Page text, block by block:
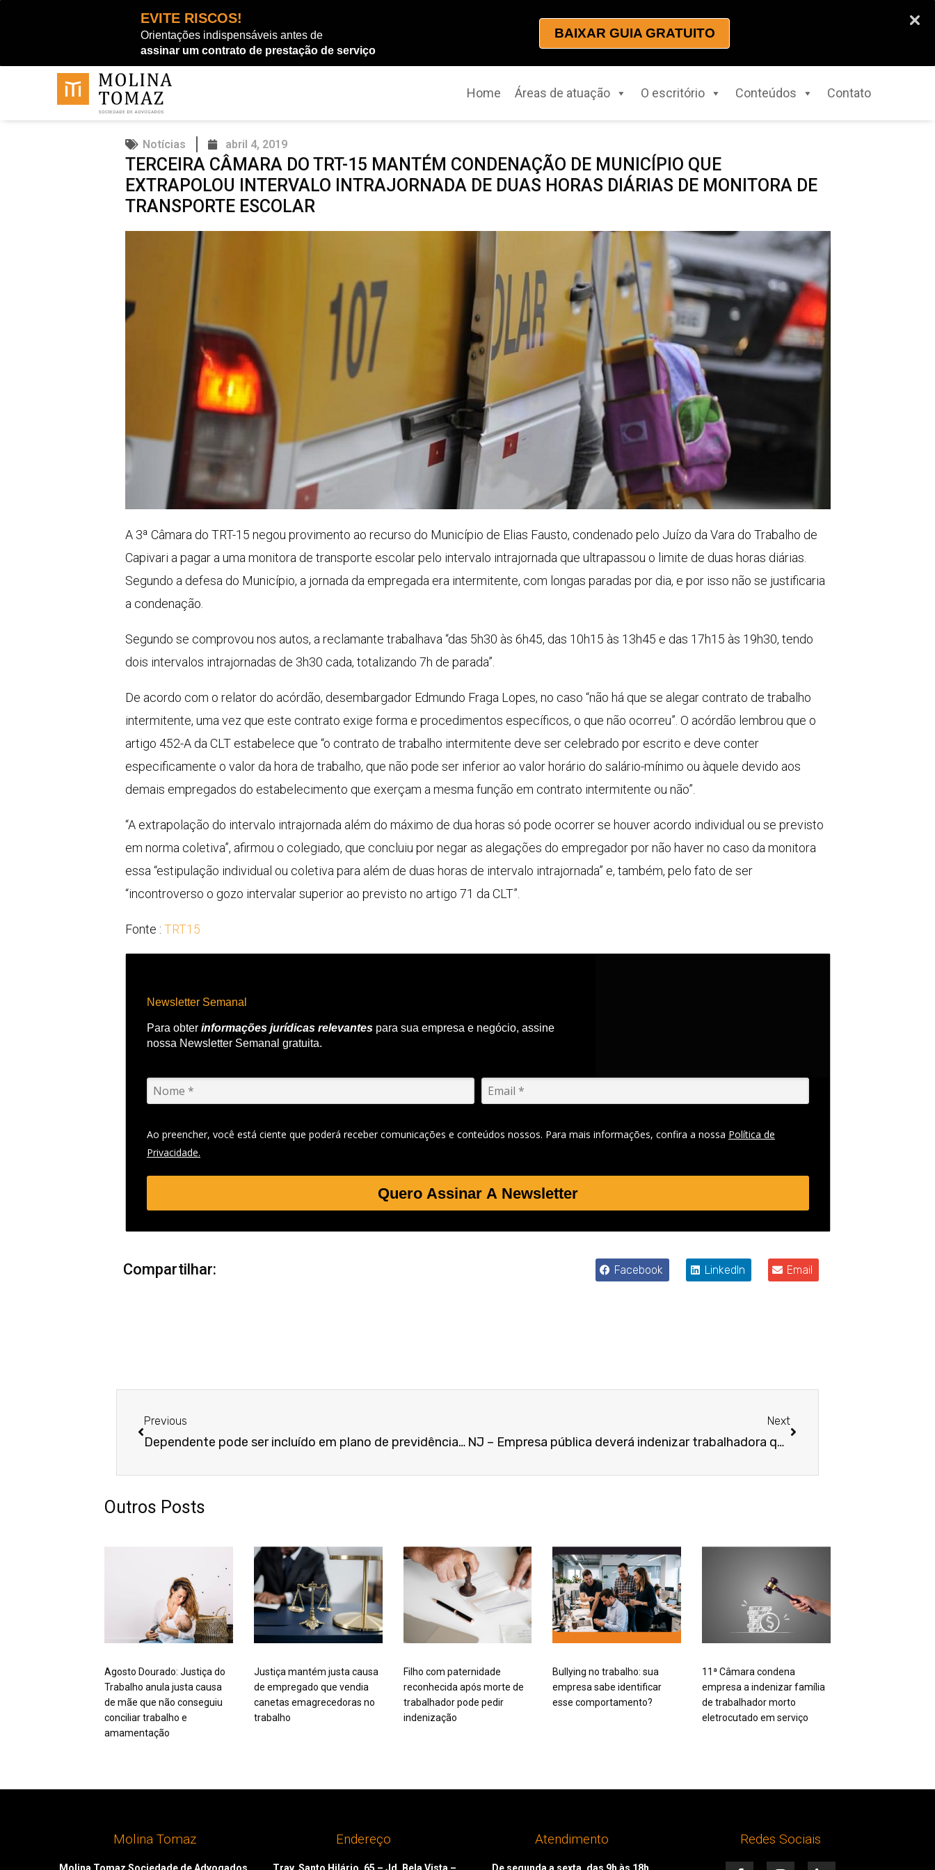
EVITE RISCOS!
Orientações indispensáveis antes de
assinar um contrato de prestação de serviço
BAIXAR GUIA GRATUITO
conteúdo
Home Áreas de atuação O escritório Conteúdos Contato
Notícias abril 4, 2019
TERCEIRA CÂMARA DO TRT-15 MANTÉM CONDENAÇÃO DE MUNICÍPIO QUE
EXTRAPOLOU INTERVALO INTRAJORNADA DE DUAS HORAS DIÁRIAS DE MONITORA DE
TRANSPORTE ESCOLAR
A 3ª Câmara do TRT-15 negou provimento ao recurso do Município de Elias Fausto, condenado pelo Juízo da Vara do Trabalho de
Capivari a pagar a uma monitora de transporte escolar pelo intervalo intrajornada que ultrapassou o limite de duas horas diárias.
Segundo a defesa do Município, a jornada da empregada era intermitente, com longas paradas por dia, e por isso não se justificaria
a condenação.
Segundo se comprovou nos autos, a reclamante trabalhava “das 5h30 às 6h45, das 10h15 às 13h45 e das 17h15 às 19h30, tendo
dois intervalos intrajornadas de 3h30 cada, totalizando 7h de parada”.
De acordo com o relator do acórdão, desembargador Edmundo Fraga Lopes, no caso “não há que se alegar contrato de trabalho
intermitente, uma vez que este contrato exige forma e procedimentos específicos, o que não ocorreu”. O acórdão lembrou que o
artigo 452-A da CLT estabelece que “o contrato de trabalho intermitente deve ser celebrado por escrito e deve conter
especificamente o valor da hora de trabalho, que não pode ser inferior ao valor horário do salário-mínimo ou àquele devido aos
demais empregados do estabelecimento que exerçam a mesma função em contrato intermitente ou não”.
“A extrapolação do intervalo intrajornada além do máximo de dua horas só pode ocorrer se houver acordo individual ou se previsto
em norma coletiva”, afirmou o colegiado, que concluiu por negar as alegações do empregador por não haver no caso da monitora
essa “estipulação individual ou coletiva para além de duas horas de intervalo intrajornada” e, também, pelo fato de ser
“incontroverso o gozo intervalar superior ao previsto no artigo 71 da CLT”.
Fonte : TRT15
Newsletter Semanal
Para obter informações jurídicas relevantes para sua empresa e negócio, assine
nossa Newsletter Semanal gratuita.
Ao preencher, você está ciente que poderá receber comunicações e conteúdos nossos. Para mais informações, confira a nossa Política de
Privacidade.
Quero Assinar A Newsletter
Compartilhar: Facebook LinkedIn Email
Previous
Dependente pode ser incluído em plano de previdência complementar após morte do segurado
Next
NJ – Empresa pública deverá indenizar trabalhadora que sofreu assédio sexual no ambiente de trabalho
Outros Posts
Agosto Dourado: Justiça do
Trabalho anula justa causa
de mãe que não conseguiu
conciliar trabalho e
amamentação
Justiça mantém justa causa
de empregado que vendia
canetas emagrecedoras no
trabalho
Filho com paternidade
reconhecida após morte de
trabalhador pode pedir
indenização
Bullying no trabalho: sua
empresa sabe identificar
esse comportamento?
11ª Câmara condena
empresa a indenizar família
de trabalhador morto
eletrocutado em serviço
Molina Tomaz Endereço Atendimento Redes Sociais